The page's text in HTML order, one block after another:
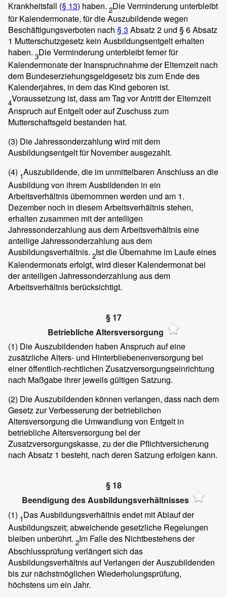
Krankheitsfall (§ 13) haben. 2Die Verminderung unterbleibt
für Kalendermonate, für die Auszubildende wegen
Beschäftigungsverboten nach § 3 Absatz 2 und § 6 Absatz
1 Mutterschutzgesetz kein Ausbildungsentgelt erhalten
haben. 3Die Verminderung unterbleibt ferner für
Kalendermonate der Inanspruchnahme der Elternzeit nach
dem Bundeserziehungsgeldgesetz bis zum Ende des
Kalenderjahres, in dem das Kind geboren ist.
4Voraussetzung ist, dass am Tag vor Antritt der Elternzeit
Anspruch auf Entgelt oder auf Zuschuss zum
Mutterschaftsgeld bestanden hat.
(3) Die Jahressonderzahlung wird mit dem
Ausbildungsentgelt für November ausgezahlt.
(4) 1Auszubildende, die im unmittelbaren Anschluss an die
Ausbildung von ihrem Ausbildenden in ein
Arbeitsverhältnis übernommen werden und am 1.
Dezember noch in diesem Arbeitsverhältnis stehen,
erhalten zusammen mit der anteiligen
Jahressonderzahlung aus dem Arbeitsverhältnis eine
anteilige Jahressonderzahlung aus dem
Ausbildungsverhältnis. 2Ist die Übernahme im Laufe eines
Kalendermonats erfolgt, wird dieser Kalendermonat bei
der anteiligen Jahressonderzahlung aus dem
Arbeitsverhältnis berücksichtigt.
§ 17
Betriebliche Altersversorgung
(1) Die Auszubildenden haben Anspruch auf eine
zusätzliche Alters- und Hinterbliebenenversorgung bei
einer öffentlich-rechtlichen Zusatzversorgungseinrichtung
nach Maßgabe ihrer jeweils gültigen Satzung.
(2) Die Auszubildenden können verlangen, dass nach dem
Gesetz zur Verbesserung der betrieblichen
Altersversorgung die Umwandlung von Entgelt in
betriebliche Altersversorgung bei der
Zusatzversorgungskasse, zu der die Pflichtversicherung
nach Absatz 1 besteht, nach deren Satzung erfolgen kann.
§ 18
Beendigung des Ausbildungsverhältnisses
(1) 1Das Ausbildungsverhältnis endet mit Ablauf der
Ausbildungszeit; abweichende gesetzliche Regelungen
bleiben unberührt. 2Im Falle des Nichtbestehens der
Abschlussprüfung verlängert sich das
Ausbildungsverhältnis auf Verlangen der Auszubildenden
bis zur nächstmöglichen Wiederholungsprüfung,
höchstens um ein Jahr.